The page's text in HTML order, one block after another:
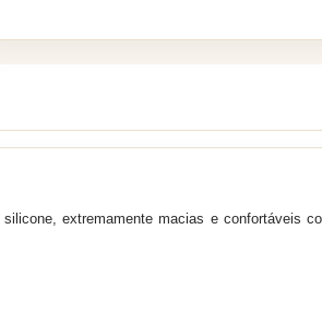
extremamente macias e confortáveis